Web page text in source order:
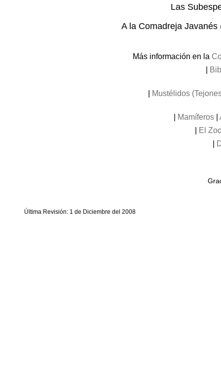
Las
A la Comadreja Javanés
Más información en la
Mustélidos
Mamíferos|
El
Última Revisión: 1 de Diciembre del 2008